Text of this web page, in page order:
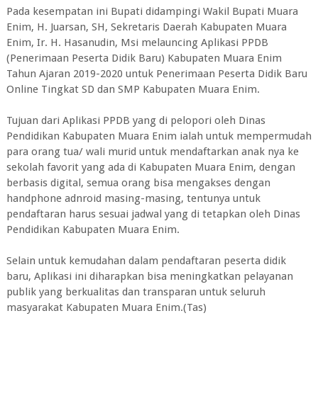
Pada kesempatan ini Bupati didampingi Wakil Bupati Muara
Enim, H. Juarsan, SH, Sekretaris Daerah Kabupaten Muara
Enim, Ir. H. Hasanudin, Msi melauncing Aplikasi PPDB
(Penerimaan Peserta Didik Baru) Kabupaten Muara Enim
Tahun Ajaran 2019-2020 untuk Penerimaan Peserta Didik Baru
Online Tingkat SD dan SMP Kabupaten Muara Enim.
Tujuan dari Aplikasi PPDB yang di pelopori oleh Dinas
Pendidikan Kabupaten Muara Enim ialah untuk mempermudah
para orang tua/ wali murid untuk mendaftarkan anak nya ke
sekolah favorit yang ada di Kabupaten Muara Enim, dengan
berbasis digital, semua orang bisa mengakses dengan
handphone adnroid masing-masing, tentunya untuk
pendaftaran harus sesuai jadwal yang di tetapkan oleh Dinas
Pendidikan Kabupaten Muara Enim.
Selain untuk kemudahan dalam pendaftaran peserta didik
baru, Aplikasi ini diharapkan bisa meningkatkan pelayanan
publik yang berkualitas dan transparan untuk seluruh
masyarakat Kabupaten Muara Enim.(Tas)